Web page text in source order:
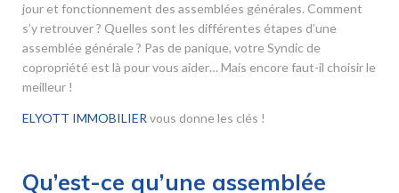
jour et fonctionnement des assemblées générales. Comment
s’y retrouver ? Quelles sont les différentes étapes d’une
assemblée générale ? Pas de panique, votre Syndic de
copropriété est là pour vous aider… Mais encore faut-il choisir le
meilleur !
ELYOTT IMMOBILIER vous donne les clés !
Qu’est-ce qu’une assemblée